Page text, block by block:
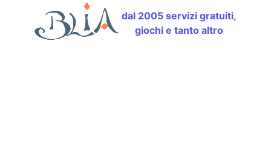
dal 2005 servizi gratuiti,
giochi e tanto altro